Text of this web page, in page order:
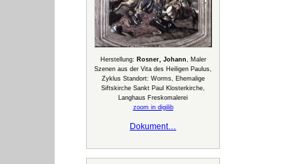
Herstellung: Rosner, Johann, Maler
Szenen aus der Vita des Heiligen Paulus,
Zyklus Standort: Worms, Ehemalige
Siftskirche Sankt Paul Klosterkirche,
Langhaus Freskomalerei
zoom in digilib
Dokument…